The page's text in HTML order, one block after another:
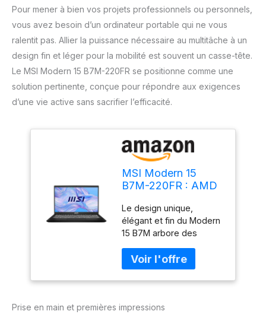
Pour mener à bien vos projets professionnels ou personnels,
vous avez besoin d’un ordinateur portable qui ne vous
ralentit pas. Allier la puissance nécessaire au multitâche à un
design fin et léger pour la mobilité est souvent un casse-tête.
Le MSI Modern 15 B7M-220FR se positionne comme une
solution pertinente, conçue pour répondre aux exigences
d’une vie active sans sacrifier l’efficacité.
MSI Modern 15
B7M-220FR : AMD
16GB LPDDR4 -
SSD 512GB - AMD
Radeon™ Graphics -
15, 6" Full HD -
Windows 11 Famille -
Clavier Azerty
retroéclairé
Le design unique,
élégant et fin du Modern
15 B7M arbore des
attireront les regards de
toutes les personnes qui
vous entourent.
portable avec le
Prise en main et premières impressions